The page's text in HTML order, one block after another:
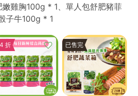
雞胸100g * 1、單人包舒肥豬菲
子牛100g * 1
折 85 折
已售完